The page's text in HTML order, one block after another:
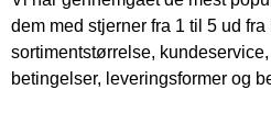
dem med stjerner fra 1 til 5 ud
sortimentstørrelse,
betingelser, leveringsformer og